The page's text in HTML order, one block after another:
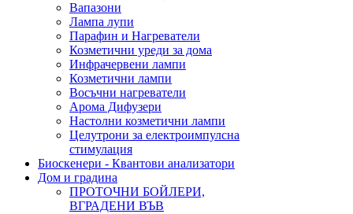
Вапазони
Лампа лупи
Парафин и Нагреватели
Козметични уреди за дома
Инфрачервени лампи
Козметични лампи
Восъчни нагреватели
Арома Дифузери
Настолни козметични лампи
Целутрони за електроимпулсна
стимулация
Биоскенери - Квантови анализатори
Дом и градина
ПРОТОЧНИ БОЙЛЕРИ,
ВГРАДЕНИ ВЪВ